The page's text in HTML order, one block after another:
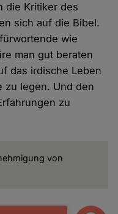
die Kritiker des
sich auf die Bibel.
wie
man gut beraten
das irdische Leben
zu legen. Und den
zu
von